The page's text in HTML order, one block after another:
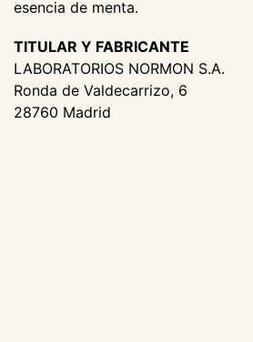
esencia de menta.
TITULAR Y FABRICANTE
LABORATORIOS NORMON S.A.
Ronda de Valdecarrizo, 6
28760 Madrid